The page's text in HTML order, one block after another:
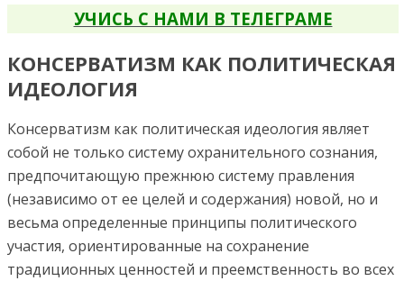
УЧИСЬ С НАМИ В ТЕЛЕГРАМЕ
КОНСЕРВАТИЗМ КАК ПОЛИТИЧЕСКАЯ
ИДЕОЛОГИЯ
Консерватизм как политическая идеология являет
собой не только систему охранительного сознания,
предпочитающую прежнюю систему правления
(независимо от ее целей и содержания) новой, но и
весьма определенные принципы политического
участия, ориентированные на сохранение
традиционных ценностей и преемственность во всех